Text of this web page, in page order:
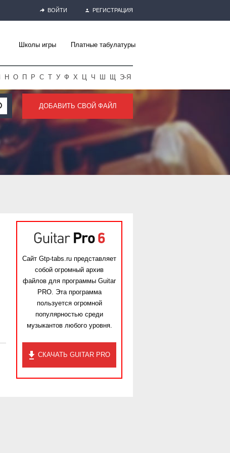
ВОЙТИ РЕГИСТРАЦИЯ
Школы игры Платные табулатуры
Н О П Р С Т У Ф Х Ц Ч Ш Щ Э-Я
ДОБАВИТЬ СВОЙ ФАЙЛ
Сайт Gtp-tabs.ru представляет
собой огромный архив
файлов для программы Guitar
PRO. Эта программа
пользуется огромной
популярностью среди
музыкантов любого уровня.
СКАЧАТЬ GUITAR PRO